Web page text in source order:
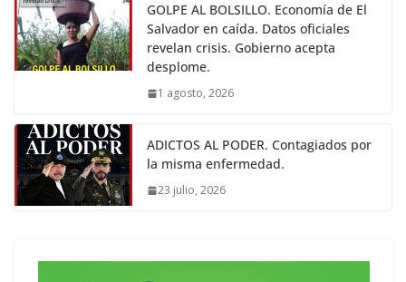
GOLPE AL BOLSILLO. Economía de El
Salvador en caída. Datos oficiales
revelan crisis. Gobierno acepta
desplome.
1 agosto, 2026
ADICTOS AL PODER. Contagiados por
la misma enfermedad.
23 julio, 2026